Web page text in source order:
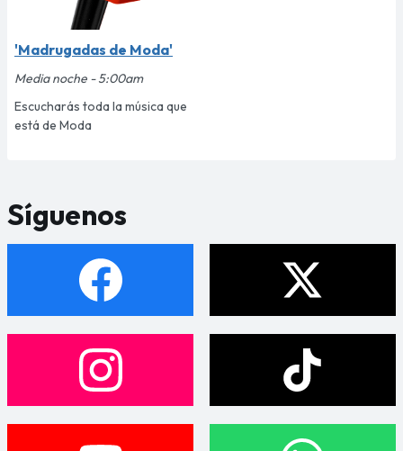
'Madrugadas de Moda'
Media noche - 5:00am
Escucharás toda la música que
está de Moda
Síguenos